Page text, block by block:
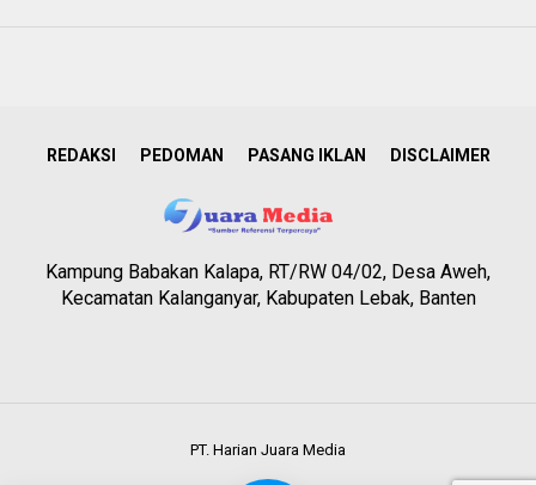
REDAKSI PEDOMAN PASANG IKLAN DISCLAIMER
Kampung Babakan Kalapa, RT/RW 04/02, Desa Aweh,
Kecamatan Kalanganyar, Kabupaten Lebak, Banten
PT. Harian Juara Media